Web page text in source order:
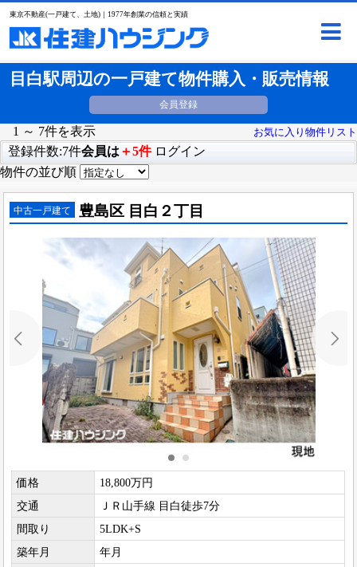
東京不動産(一戸建て、土地)｜1977年創業の信頼と実績
目白駅周辺の一戸建て物件購入・販売情報
会員登録
1 ～ 7件を表示 お気に入り物件リスト
登録件数:7件会員は ＋5件 ログイン
物件の並び順
中古一戸建て 豊島区 目白２丁目
価格
18,800万円
交通
ＪＲ山手線 目白徒歩7分
間取り
5LDK+S
築年月
年月